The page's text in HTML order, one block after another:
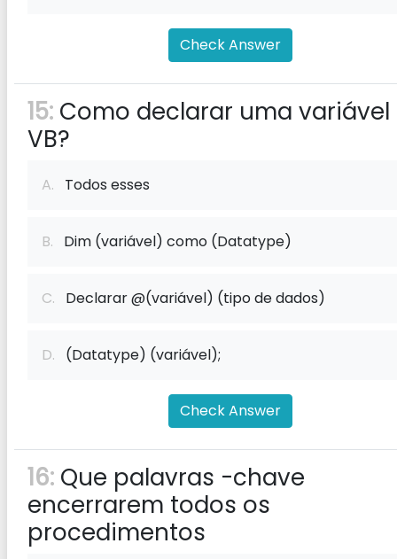
Check Answer
15: Como declarar uma variável
VB?
A. Todos esses
B. Dim (variável) como (Datatype)
C. Declarar @(variável) (tipo de dados)
D. (Datatype) (variável);
Check Answer
16: Que palavras -chave
encerrarem todos os
procedimentos